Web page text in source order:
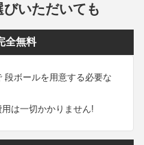
いただいても
全無料
段ボールを用意する必要な
は一切かかりません!